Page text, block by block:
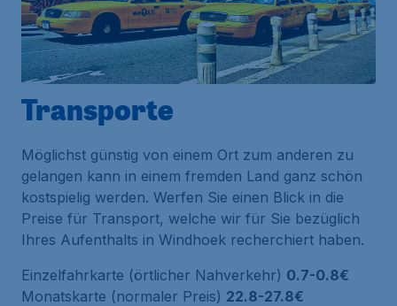
Transporte
Möglichst günstig von einem Ort zum anderen zu
gelangen kann in einem fremden Land ganz schön
kostspielig werden. Werfen Sie einen Blick in die
Preise für Transport, welche wir für Sie bezüglich
Ihres Aufenthalts in Windhoek recherchiert haben.
Einzelfahrkarte (örtlicher Nahverkehr) 0.7-0.8€
Monatskarte (normaler Preis) 22.8-27.8€